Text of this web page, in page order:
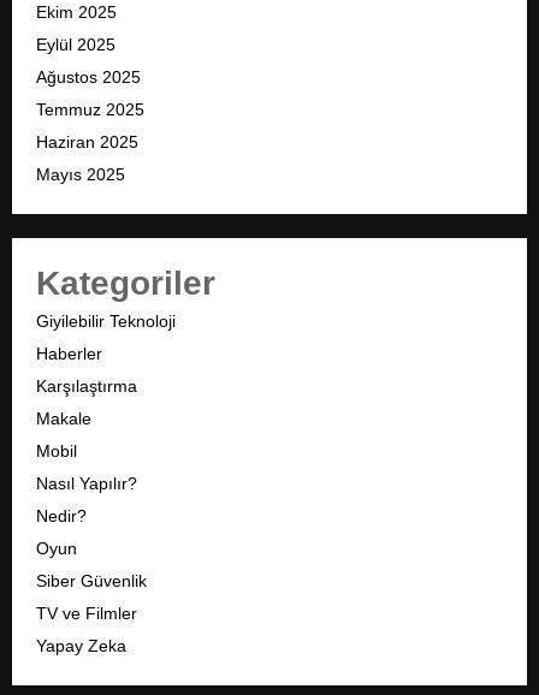
Ekim 2025
Eylül 2025
Ağustos 2025
Temmuz 2025
Haziran 2025
Mayıs 2025
Kategoriler
Giyilebilir Teknoloji
Haberler
Karşılaştırma
Makale
Mobil
Nasıl Yapılır?
Nedir?
Oyun
Siber Güvenlik
TV ve Filmler
Yapay Zeka